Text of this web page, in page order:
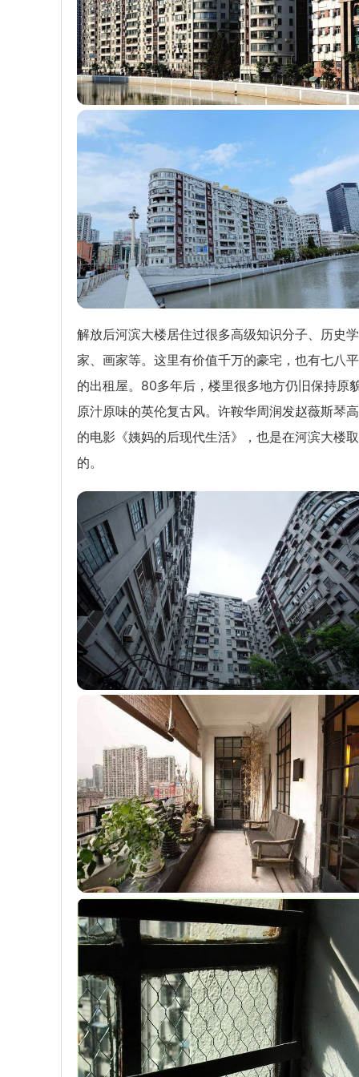
解放后河滨大楼居住过很多高级知识分子、历史学
家、画家等。这里有价值千万的豪宅，也有七八
的出租屋。80多年后，楼里很多地方仍旧保持原
原汁原味的英伦复古风。许鞍华周润发赵薇斯琴
的电影《姨妈的后现代生活》，也是在河滨大楼
的。